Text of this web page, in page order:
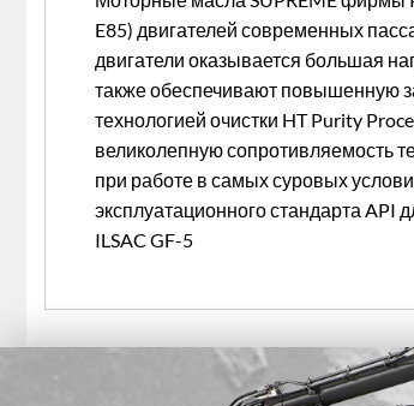
E85) двигателей современных
двигатели оказывается большая
также обеспечивают повышенную
технологией очистки HT Purity
великолепную сопротивляемость
при работе в самых суровых
эксплуатационного стандарта API
ILSAC GF-5